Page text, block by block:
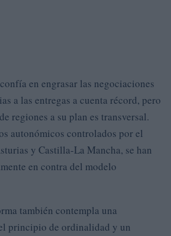
en engrasar las negociaciones
a las entregas a cuenta récord, pero
regiones a su plan es transversal.
autonómicos controlados por el
y Castilla-La Mancha, se han
en contra del modelo
también contempla una
principio de ordinalidad y un